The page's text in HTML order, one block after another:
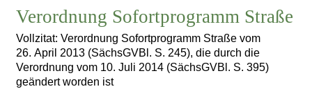
Verordnung Sofortprogramm Straße
Vollzitat: Verordnung Sofortprogramm Straße vom
26. April 2013 (SächsGVBl. S. 245), die durch die
Verordnung vom 10. Juli 2014 (SächsGVBl. S. 395)
geändert worden ist